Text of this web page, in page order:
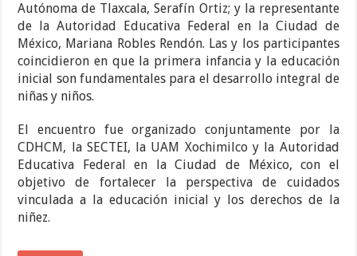
Autónoma de Tlaxcala, Serafín Ortiz; y la representante
de la Autoridad Educativa Federal en la Ciudad de
México, Mariana Robles Rendón. Las y los participantes
coincidieron en que la primera infancia y la educación
inicial son fundamentales para el desarrollo integral de
niñas y niños.
El encuentro fue organizado conjuntamente por la
CDHCM, la SECTEI, la UAM Xochimilco y la Autoridad
Educativa Federal en la Ciudad de México, con el
objetivo de fortalecer la perspectiva de cuidados
vinculada a la educación inicial y los derechos de la
niñez.